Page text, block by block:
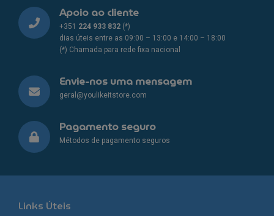
Apoio ao cliente
+351 224 933 832 (*)
dias úteis entre as 09:00 – 13:00 e 14:00 – 18:00
(*) Chamada para rede fixa nacional
Envie-nos uma mensagem
geral@youlikeitstore.com
Pagamento seguro
Métodos de pagamento seguros
Links Úteis